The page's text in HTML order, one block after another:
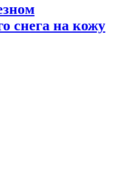
снега на кожу